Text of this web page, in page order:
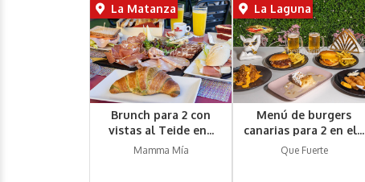
La Matanza
Brunch para 2 con
vistas al Teide en...
Mamma Mía
La Laguna
Menú de burgers
canarias para 2 en el...
Que Fuerte